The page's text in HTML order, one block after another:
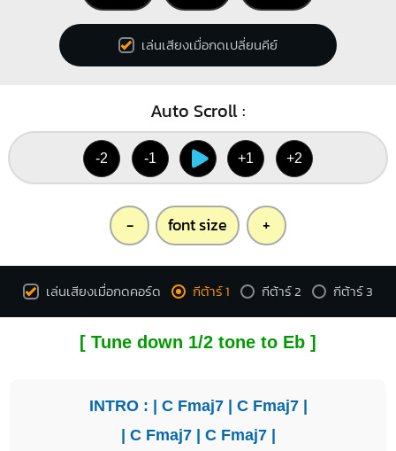
เล่นเสียงเมื่อกดเปลี่ยนคีย์
Auto Scroll :
-2 -1 +1 +2
- font size +
เล่นเสียงเมื่อกดคอร์ด กีต้าร์ 1 กีต้าร์ 2 กีต้าร์ 3
[ Tune down 1/2 tone to Eb ]
INTRO : | C Fmaj7| C Fmaj7|
| C Fmaj7| C Fmaj7|